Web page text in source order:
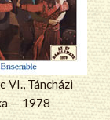
VI., Táncházi
— 1978